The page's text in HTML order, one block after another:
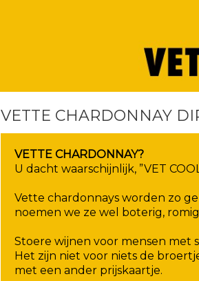
VETTE CHARDONNAY
VETTE CHARDONNAY?
U dacht waarschijnlijk, ”VET
Vette chardonnays worden zo
noemen we ze wel boterig,
Stoere wijnen voor mensen met
Het zijn niet voor niets de
met een ander prijskaartje.